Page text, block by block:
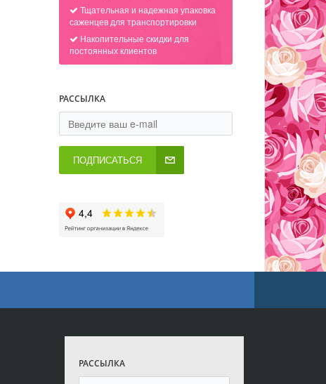
Тщательная и надежная упаковка
саженцев для транспортировки
Накопительные скидки для
постоянных клиентов
РАССЫЛКА
ПОДПИСАТЬСЯ
РАССЫЛКА